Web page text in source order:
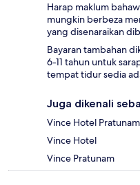
Harap maklum
mungkin berbeza
yang disenaraikan
Bayaran tambahan
6-11 tahun untuk
tempat tidur sedia
Juga dikenali
Vince Hotel Pratunam
Vince Hotel
Vince Pratunam